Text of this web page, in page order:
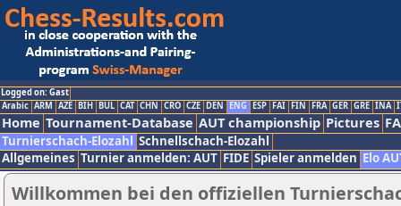
Logged on: Gast
Arabic ARM AZE BIH BUL CAT CHN CRO CZE DEN ENG ESP FAI FIN FRA GER GRE INA
Home Tournament-Database AUT championship Pictures
Turnierschach-Elozahl Schnellschach-Elozahl
Allgemeines Turnier anmelden: AUT FIDE Spieler anmelden Elo
Willkommen bei den offiziellen